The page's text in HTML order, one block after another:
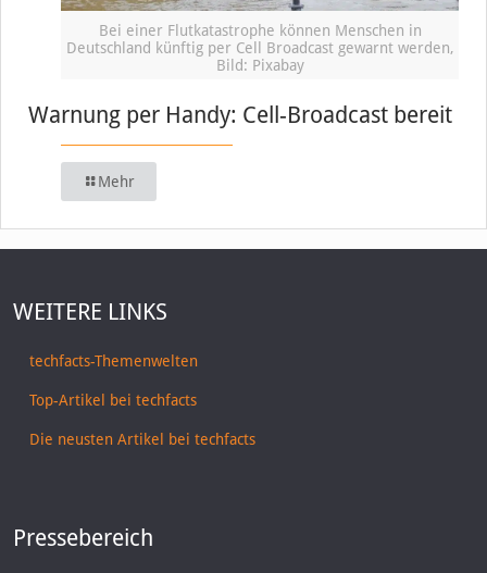
Bei einer Flutkatastrophe können Menschen in
Deutschland künftig per Cell Broadcast gewarnt werden,
Bild: Pixabay
Warnung per Handy: Cell-Broadcast bereit
Mehr
WEITERE LINKS
techfacts-Themenwelten
Top-Artikel bei techfacts
Die neusten Artikel bei techfacts
Pressebereich